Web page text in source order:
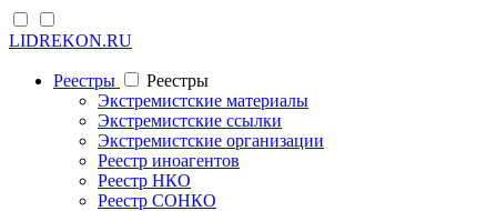
LIDREKON.RU
Реестры
Реестры
Экстремистские материалы
Экстремистские ссылки
Экстремистские организации
Реестр иноагентов
Реестр НКО
Реестр СОНКО